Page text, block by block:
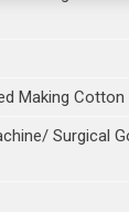
Making Cotton
Surgical